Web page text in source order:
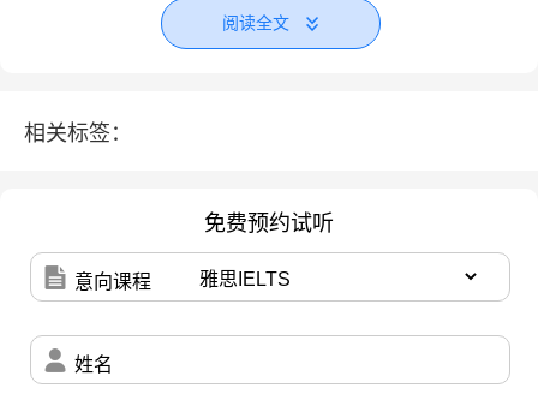
3、根据学员基础，布置课后词汇作业
雅思阅读5分左右水平，短期内策略是提升词汇量和语
法，帮助学员理解题目和原文，从而保证2篇文章的正确
率。阅读速度很难短时间提升，需要经过大量高强度的
限时训练。
阅读全文
相关标签：
免费预约试听
意向课程
姓名